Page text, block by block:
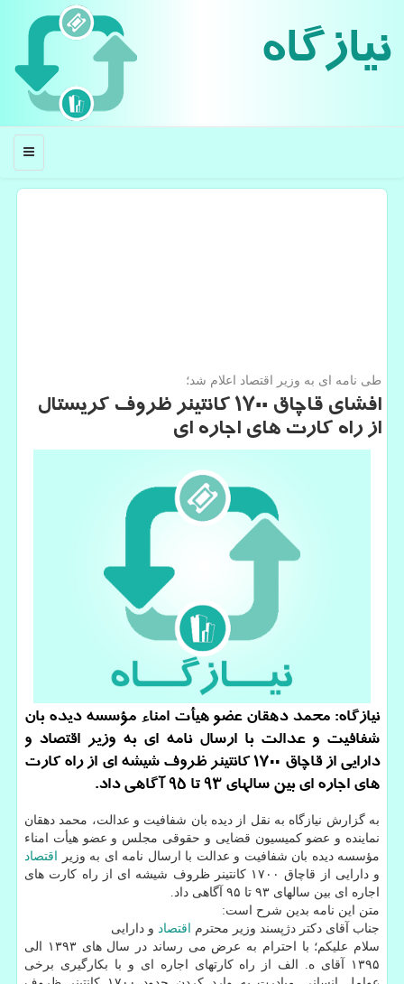
نیازگاه
منو
طی نامه ای به وزیر اقتصاد اعلام شد؛
افشای قاچاق ۱۷۰۰ كانتینر ظروف كریستال
از راه كارت های اجاره ای
نیازگاه: محمد دهقان عضو هیأت امناء مؤسسه دیده بان
شفافیت و عدالت با ارسال نامه ای به وزیر اقتصاد و
دارایی از قاچاق ۱۷۰۰ كانتینر ظروف شیشه ای از راه كارت
های اجاره ای بین سالهای ۹۳ تا ۹۵ آگاهی داد.
به گزارش نیازگاه به نقل از دیده بان شفافیت و عدالت، محمد دهقان
نماینده و عضو كمیسیون قضایی و حقوقی مجلس و عضو هیأت امناء
مؤسسه دیده بان شفافیت و عدالت با ارسال نامه ای به وزیر
اقتصاد
و دارایی از قاچاق ۱۷۰۰ كانتینر ظروف شیشه ای از راه كارت های
اجاره ای بین سالهای ۹۳ تا ۹۵ آگاهی داد.
متن این نامه بدین شرح است:
جناب آقای دكتر دژپسند وزیر محترم
اقتصاد و دارایی
سلام علیكم؛ با احترام به عرض می رساند در سال های ۱۳۹۳ الی
۱۳۹۵ آقای ه. الف از راه كارتهای اجاره ای و با بكارگیری برخی